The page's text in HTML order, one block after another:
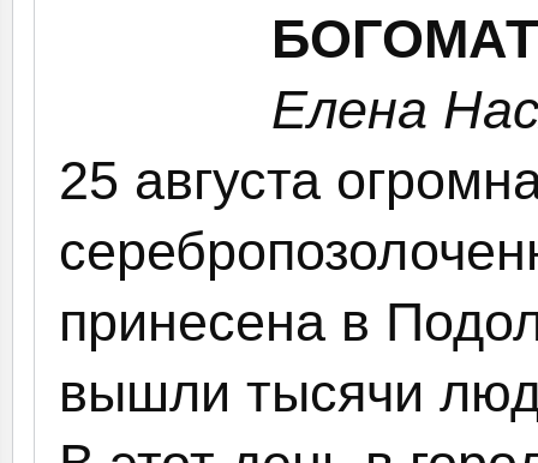
Елена
25 августа
принесена в
вышли тысячи